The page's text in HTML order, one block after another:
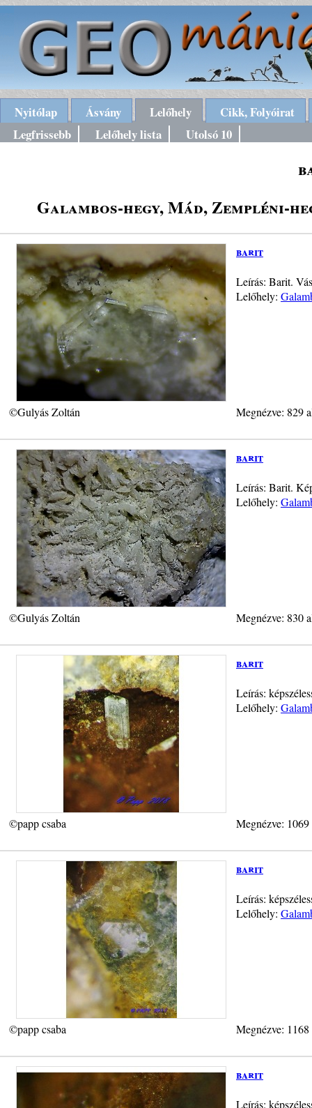
Nyitólap Ásvány Lelőhely
Cikk, Folyóirat
Legfrissebb
Lelőhely lista Utolsó 10
Galambos-hegy, Mád, Zempléni-
barit
Leírás: Barit.
Lelőhely:
©Gulyás Zoltán Megnézve: 829
barit
Leírás: Barit.
Lelőhely:
©Gulyás Zoltán Megnézve: 830
barit
Leírás:
Lelőhely:
©papp csaba Megnézve:
barit
Leírás:
Lelőhely:
©papp csaba Megnézve:
barit
Leírás: